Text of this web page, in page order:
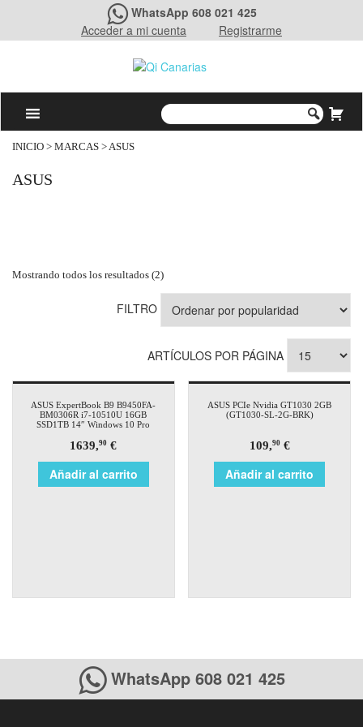
WhatsApp 608 021 425
Acceder a mi cuenta
Registrarme
INICIO > MARCAS > ASUS
ASUS
Mostrando todos los resultados (2)
FILTRO
ARTÍCULOS POR PÁGINA
ASUS ExpertBook B9 B9450FA-
BM0306R i7-10510U 16GB
SSD1TB 14″ Windows 10 Pro
1639,90 €
Añadir al carrito
ASUS PCIe Nvidia GT1030 2GB
(GT1030-SL-2G-BRK)
109,90€
Añadir al carrito
WhatsApp 608 021 425